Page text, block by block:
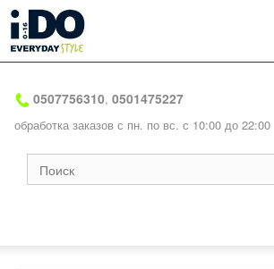
0507756310, 0501475227
обработка заказов с пн. по вс. с 10:00 до 22:00